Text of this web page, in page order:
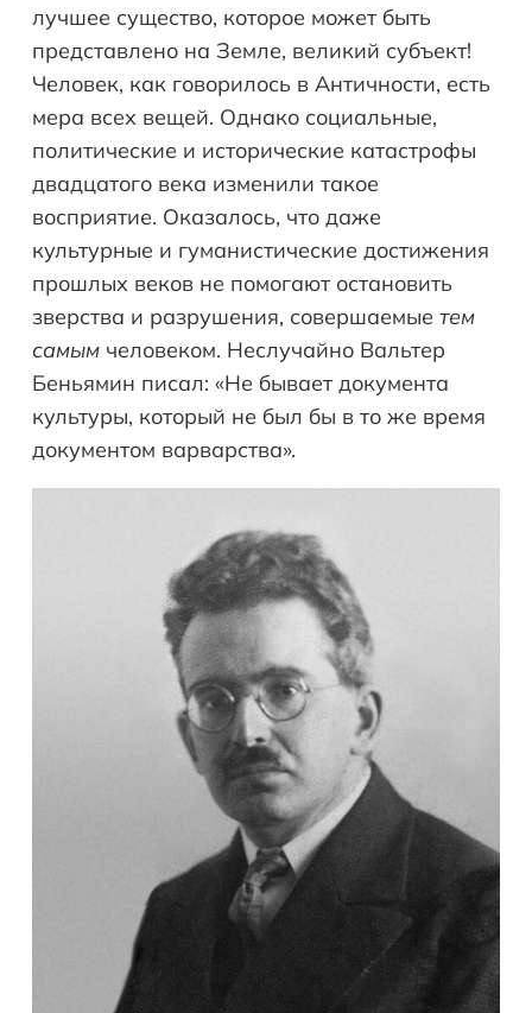
лучшее существо, которое может быть
представлено на Земле, великий субъект!
Человек, как говорилось в Античности, есть
мера всех вещей. Однако социальные,
политические и исторические катастрофы
двадцатого века изменили такое
восприятие. Оказалось, что даже
культурные и гуманистические достижения
прошлых веков не помогают остановить
зверства и разрушения, совершаемые тем
самым человеком. Неслучайно Вальтер
Беньямин писал: «Не бывает документа
культуры, который не был бы в то же время
документом варварства».